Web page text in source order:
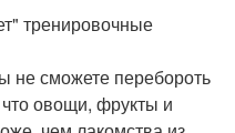
тренировочные
не сможете перебороть
овощи, фрукты и